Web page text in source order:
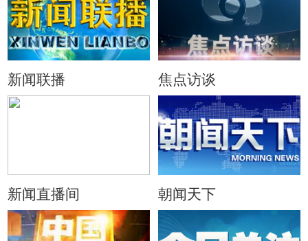
新闻联播 焦点访谈
新闻直播间 朝闻天下